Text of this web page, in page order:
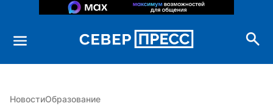
НовостиОбразование